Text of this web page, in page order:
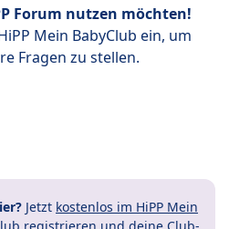
Forum nutzen möchten!
Mein BabyClub ein, um
Fragen zu stellen.
Jetzt kostenlos im HiPP Mein